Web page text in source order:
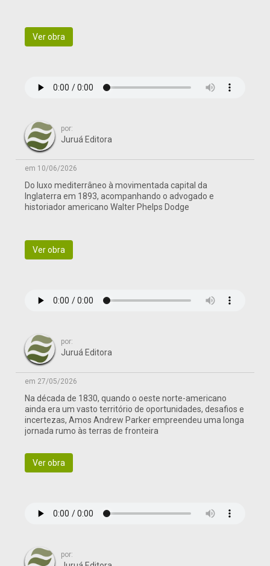
Ver obra
por:
Juruá Editora
em 10/06/2026
Do luxo mediterrâneo à movimentada capital da
Inglaterra em 1893, acompanhando o advogado e
historiador americano Walter Phelps Dodge
Ver obra
por:
Juruá Editora
em 27/05/2026
Na década de 1830, quando o oeste norte-americano
ainda era um vasto território de oportunidades, desafios e
incertezas, Amos Andrew Parker empreendeu uma longa
jornada rumo às terras de fronteira
Ver obra
por: